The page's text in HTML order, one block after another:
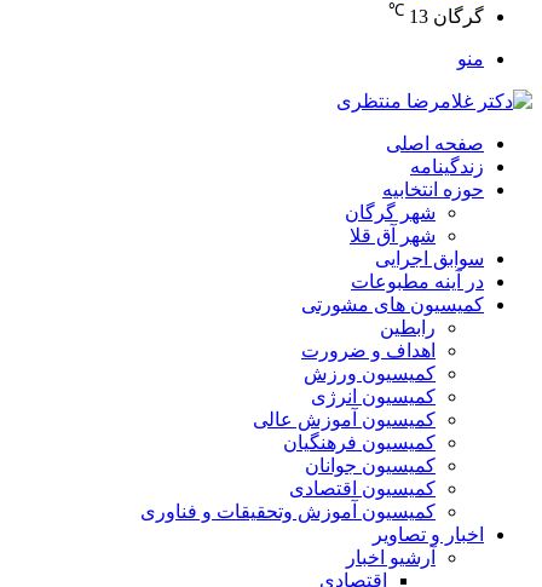
گرگان 13
℃
منو
صفحه اصلی
زندگینامه
حوزه انتخابیه
شهر گرگان
شهر آق قلا
سوابق اجرایی
در آینه مطبوعات
کمیسیون های مشورتی
رابطین
اهداف و ضرورت
کمیسیون ورزش
کمیسیون انرژی
کمیسیون آموزش عالی
کمیسیون فرهنگیان
کمیسیون جوانان
کمیسیون اقتصادی
کمیسیون آموزش وتحقیقات و فناوری
اخبار و تصاویر
آرشیو اخبار
اقتصادی